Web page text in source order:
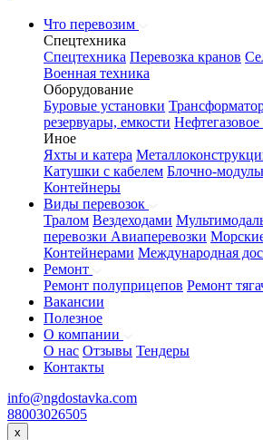
Что перевозим
Спецтехника
Спецтехника Перевозка кранов
Военная техника
Оборудование
Буровые установки
резервуары, емкости
Иное
Яхты и катера
Катушки с кабелем Блочно-
Контейнеры
Виды перевозок
Тралом Вездеходами
перевозки Авиаперевозки
Контейнерами Международная
Ремонт
Ремонт полуприцепов Ремонт
Вакансии
Полезное
О компании
О нас Отзывы Тендеры
Контакты
info@ngdostavka.com
88003026505
x